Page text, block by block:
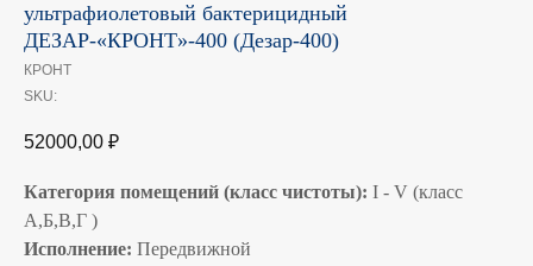
ультрафиолетовый бактерицидный
ДЕЗАР-«КРОНТ»-400 (Дезар-400)
КРОНТ
SKU:
52000,00 ₽
Категория помещений (класс чистоты): I - V (класс
А,Б,В,Г )
Исполнение: Передвижной